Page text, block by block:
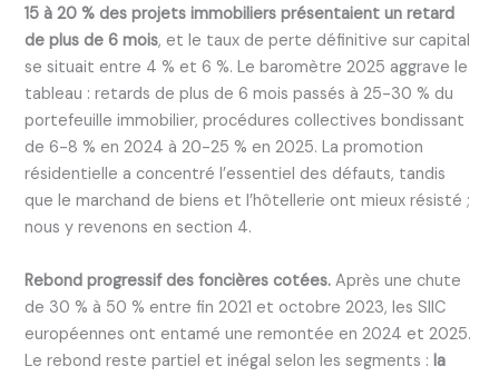
15 à 20 % des projets immobiliers présentaient un retard
de plus de 6 mois, et le taux de perte définitive sur capital
se situait entre 4 % et 6 %. Le baromètre 2025 aggrave le
tableau : retards de plus de 6 mois passés à 25-30 % du
portefeuille immobilier, procédures collectives bondissant
de 6-8 % en 2024 à 20-25 % en 2025. La promotion
résidentielle a concentré l’essentiel des défauts, tandis
que le marchand de biens et l’hôtellerie ont mieux résisté ;
nous y revenons en section 4.
Rebond progressif des foncières cotées. Après une chute
de 30 % à 50 % entre fin 2021 et octobre 2023, les SIIC
européennes ont entamé une remontée en 2024 et 2025.
Le rebond reste partiel et inégal selon les segments :la